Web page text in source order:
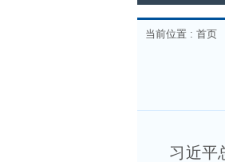
当前位置 : 首页
习近平总